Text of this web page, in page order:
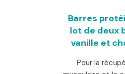
Barres
lot de deux
vanille et
Pour la